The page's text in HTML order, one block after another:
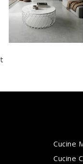
Cucine
Cucine